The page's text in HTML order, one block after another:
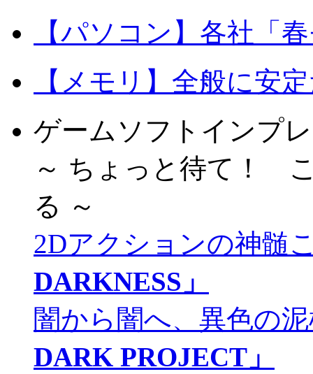
【パソコン】各社「
【メモリ】全般に安
ゲームソフトインプ
～ ちょっと待て！
る ～
2Dアクションの神髄
DARKNESS」
闇から闇へ、異色の
DARK PROJECT」